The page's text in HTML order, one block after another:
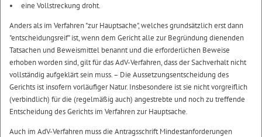
eine Vollstreckung droht.
Anders als im Verfahren "zur Hauptsache", welches grundsätzlich erst dann
"entscheidungsreif" ist, wenn dem Gericht alle zur Begründung dienenden
Tatsachen und Beweismittel benannt und die erforderlichen Beweise
erhoben worden sind, gilt für das AdV-Verfahren, dass der Sachverhalt nicht
vollständig aufgeklärt sein muss. – Die Aussetzungsentscheidung des
Gerichts ist insofern vorläufiger Natur. Insbesondere ist sie nicht vorgreiflich
(verbindlich) für die (regelmäßig auch) angestrebte und noch zu treffende
Entscheidung des Gerichts im Verfahren zur Hauptsache.
Auch im AdV-Verfahren muss die Antragsschrift Mindestanforderungen